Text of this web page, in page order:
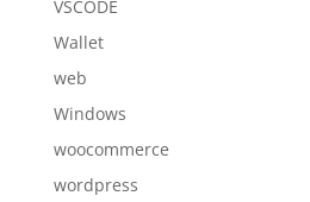
VSCODE
Wallet
web
Windows
woocommerce
wordpress